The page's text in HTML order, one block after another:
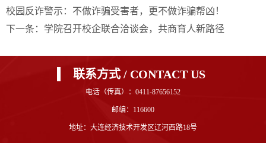
校园反诈警示：不做诈骗受害者，更不做诈骗帮凶！
下一条： 学院召开校企联合洽谈会，共商育人新路径
联系方式 / CONTACT US
电话（传真）：0411-87656152
邮编：116600
地址：大连经济技术开发区辽河西路18号